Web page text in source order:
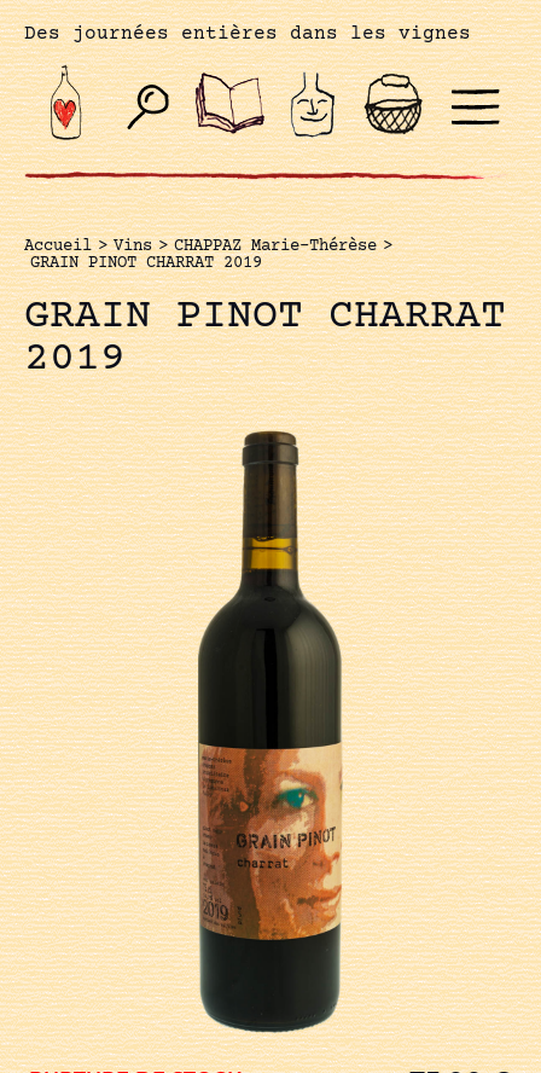
Des journées entières dans les vignes
Accueil > Vins > CHAPPAZ Marie-Thérèse >
GRAIN PINOT CHARRAT 2019
GRAIN PINOT CHARRAT
2019